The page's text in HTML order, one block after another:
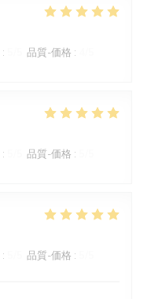
: 品質-価格 :
: 品質-価格 :
: 品質-価格 :